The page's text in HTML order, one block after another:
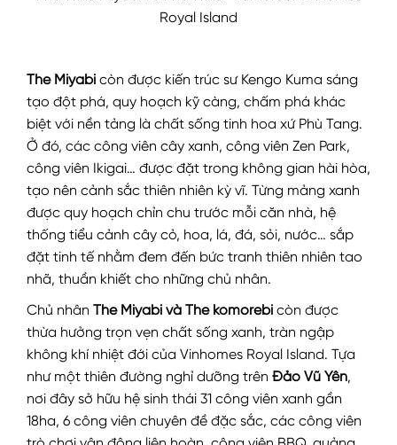
Royal Island
The Miyabi còn được kiến trúc sư Kengo Kuma sáng
tạo đột phá, quy hoạch kỹ càng, chấm phá khác
biệt với nền tảng là chất sống tinh hoa xứ Phù Tang.
Ở đó, các công viên cây xanh, công viên Zen Park,
công viên Ikigai… được đặt trong không gian hài hòa,
tạo nên cảnh sắc thiên nhiên kỳ vĩ. Từng mảng xanh
được quy hoạch chỉn chu trước mỗi căn nhà, hệ
thống tiểu cảnh cây cỏ, hoa, lá, đá, sỏi, nước… sắp
đặt tinh tế nhằm đem đến bức tranh thiên nhiên tao
nhã, thuần khiết cho những chủ nhân.
Chủ nhân The Miyabi và The komorebi còn được
thừa hưởng trọn vẹn chất sống xanh, tràn ngập
không khí nhiệt đới của Vinhomes Royal Island. Tựa
như một thiên đường nghỉ dưỡng trên Đảo Vũ Yên,
nơi đây sở hữu hệ sinh thái 31 công viên xanh gần
18ha, 6 công viên chuyên đề đặc sắc, các công viên